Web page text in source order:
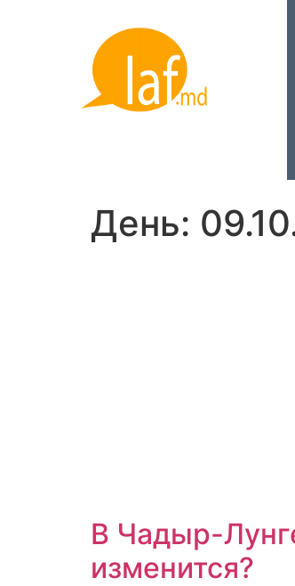
День:
В Чадыр-
изменится?